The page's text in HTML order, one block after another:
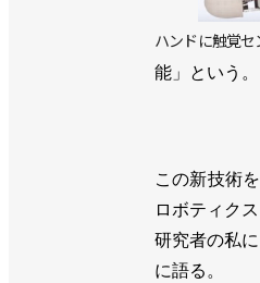
ハンドに触覚
能」という。
この新技術
ロボティク
研究者の私
に語る。